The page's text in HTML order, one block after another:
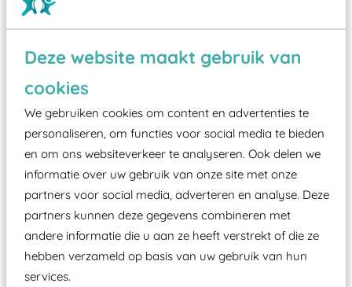
Deze website maakt gebruik van
cookies
We gebruiken cookies om content en advertenties te
personaliseren, om functies voor social media te bieden
en om ons websiteverkeer te analyseren. Ook delen we
informatie over uw gebruik van onze site met onze
partners voor social media, adverteren en analyse. Deze
partners kunnen deze gegevens combineren met
andere informatie die u aan ze heeft verstrekt of die ze
hebben verzameld op basis van uw gebruik van hun
services.
Wist je dat:
Vanaf een valhoogte van 1,5 meter een speciale
valondergrond onder speeltoestellen verplicht is
zoals kunstgras, rubber tegels of boomschors?
Elk speeltoestel in de openbare ruimte voorzien
moet zijn van een typekeuring, -plaatje en
certificering, uitgegeven door een Nederlands
aangewezen keuringsinstantie?
Wij ook speeltoestellen kunnen laten keuren zodat
ze toch binnen het Warenwetbesluit Attractie- en